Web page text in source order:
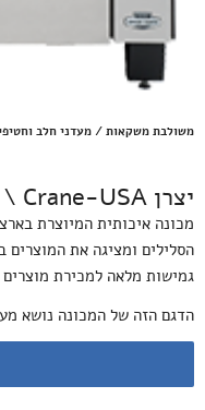
משולבת משקאות / מעדני חלב
יצרן AMS-USA \ Crane-USA
מכונה איכותית המיוצרת
הסלילים ומציגה את
גמישות מלאה למכירת מוצרים
הדגם הזה של המכונה נושא